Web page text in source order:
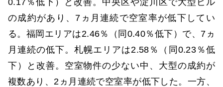
の成約があり、7ヵ月連続で空室率が低下してい
る。福岡エリアは2.46％（同0.40％低下）で、7ヵ
月連続の低下。札幌エリアは2.58％（同0.23％低
下）と改善。空室物件の少ない中、大型の成約が
複数あり、2ヵ月連続で空室率が低下した。一方、